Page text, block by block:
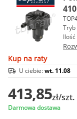
Tryb
Kup na raty
U ciebie:wt. 11.08
413,85zł/szt.
Darmowa dostawa